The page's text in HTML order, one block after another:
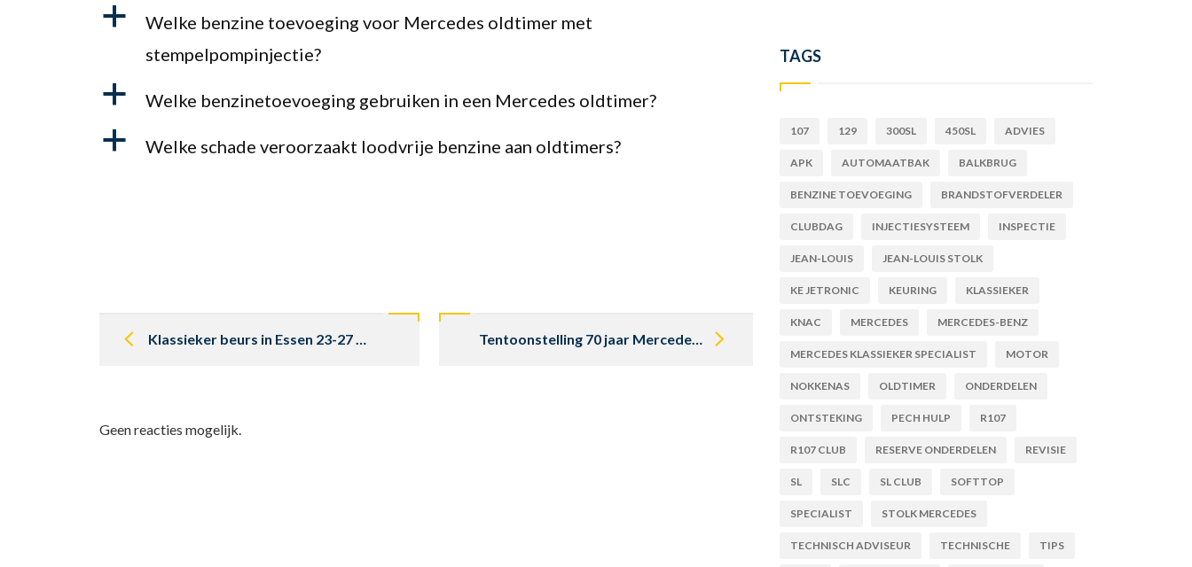
a
Welke benzine toevoeging voor Mercedes oldtimer met
stempelpompinjectie?
a Welke benzinetoevoeging gebruiken in een Mercedes oldtimer?
a Welke schade veroorzaakt loodvrije benzine aan oldtimers?
navigation
Klassieker beurs in Essen 23-27 Maart 2022 Tentoonstelling 70 jaar Mercedes-Benz SL tot 9 oktober 2022
Geen reacties mogelijk.
TAGS
107 129 300SL 450SL ADVIES
APK AUTOMAATBAK BALKBRUG
BENZINE TOEVOEGING BRANDSTOFVERDELER
CLUBDAG INJECTIESYSTEEM INSPECTIE
JEAN-LOUIS JEAN-LOUIS STOLK
KE JETRONIC KEURING KLASSIEKER
KNAC MERCEDES MERCEDES-BENZ
MERCEDES KLASSIEKER SPECIALIST MOTOR
NOKKENAS OLDTIMER ONDERDELEN
ONTSTEKING PECH HULP R107
R107 CLUB RESERVE ONDERDELEN REVISIE
SL SLC SL CLUB SOFTTOP
SPECIALIST STOLK MERCEDES
TECHNISCH ADVISEUR TECHNISCHE TIPS